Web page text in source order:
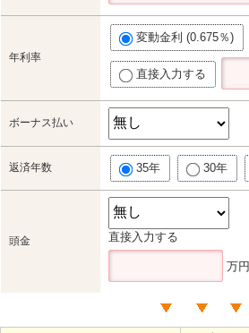
年利率
変動金利 (0.675％)
直接入力する
ボーナス払い
返済年数 35年 30年
頭金 直接入力する
万円